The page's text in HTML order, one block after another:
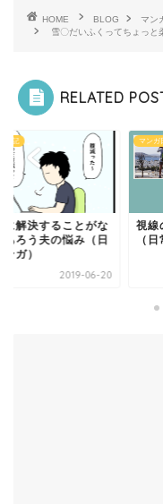
HOME BLOG
マン
雪〇だいふくってちょっと
RELATED
日記
に解決することがな
あろう夫の悩み（日
ガ）
2019-06-20
マンガ
視線
（